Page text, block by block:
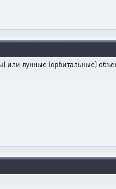
или лунные (орбитальные)